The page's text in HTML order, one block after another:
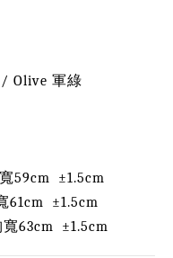
Olive 軍綠
59cm
±1.5cm
61cm
±1.5cm
63cm
±1.5cm